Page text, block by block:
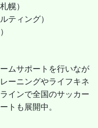
幌）
ティング）
ムサポートを行いなが
ーニングやライフキネ
インで全国のサッカー
トも展開中。